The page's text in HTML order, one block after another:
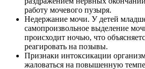
работу мочевого пузыря.
Недержание мочи. У детей
самопроизвольное выделение
происходит ночью, что
реагировать на позывы.
Признаки интоксикации
жаловаться на повышенную